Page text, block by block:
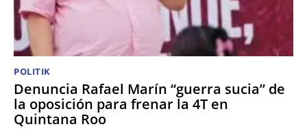
POLITIK
Denuncia Rafael Marín “guerra sucia” de
la oposición para frenar la 4T en
Quintana Roo